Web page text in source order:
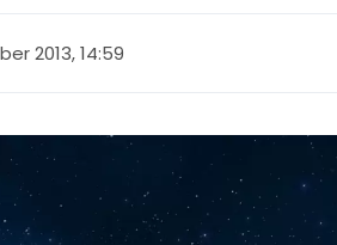
2013, 14:59